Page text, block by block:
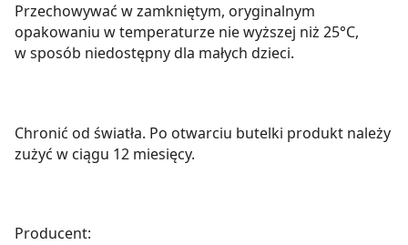
Przechowywać w zamkniętym, oryginalnym
opakowaniu w temperaturze nie wyższej niż 25°C,
w sposób niedostępny dla małych dzieci.
Chronić od światła. Po otwarciu butelki produkt należy
zużyć w ciągu 12 miesięcy.
Producent: